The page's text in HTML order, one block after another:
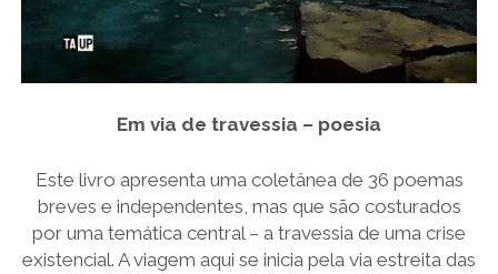
Em via de travessia – poesia
Este livro apresenta uma coletânea de 36 poemas
breves e independentes, mas que são costurados
por uma temática central – a travessia de uma crise
existencial. A viagem aqui se inicia pela via estreita das